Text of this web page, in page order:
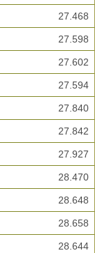
27.468
27.598
27.602
27.594
27.840
27.842
27.927
28.470
28.648
28.658
28.644